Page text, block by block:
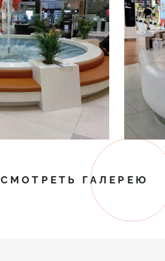
СМОТРЕТЬ ГАЛЕРЕЮ